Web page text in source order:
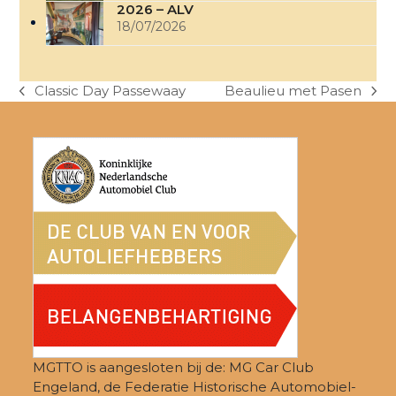
2026 – ALV
18/07/2026
previous
Classic Day Passewaay
next
Beaulieu met Pasen
MGTTO is aangesloten bij de: MG Car Club
Engeland, de Federatie Historische Automobiel-